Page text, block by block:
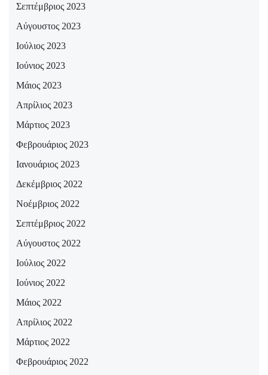
Σεπτέμβριος 2023
Αύγουστος 2023
Ιούλιος 2023
Ιούνιος 2023
Μάιος 2023
Απρίλιος 2023
Μάρτιος 2023
Φεβρουάριος 2023
Ιανουάριος 2023
Δεκέμβριος 2022
Νοέμβριος 2022
Σεπτέμβριος 2022
Αύγουστος 2022
Ιούλιος 2022
Ιούνιος 2022
Μάιος 2022
Απρίλιος 2022
Μάρτιος 2022
Φεβρουάριος 2022